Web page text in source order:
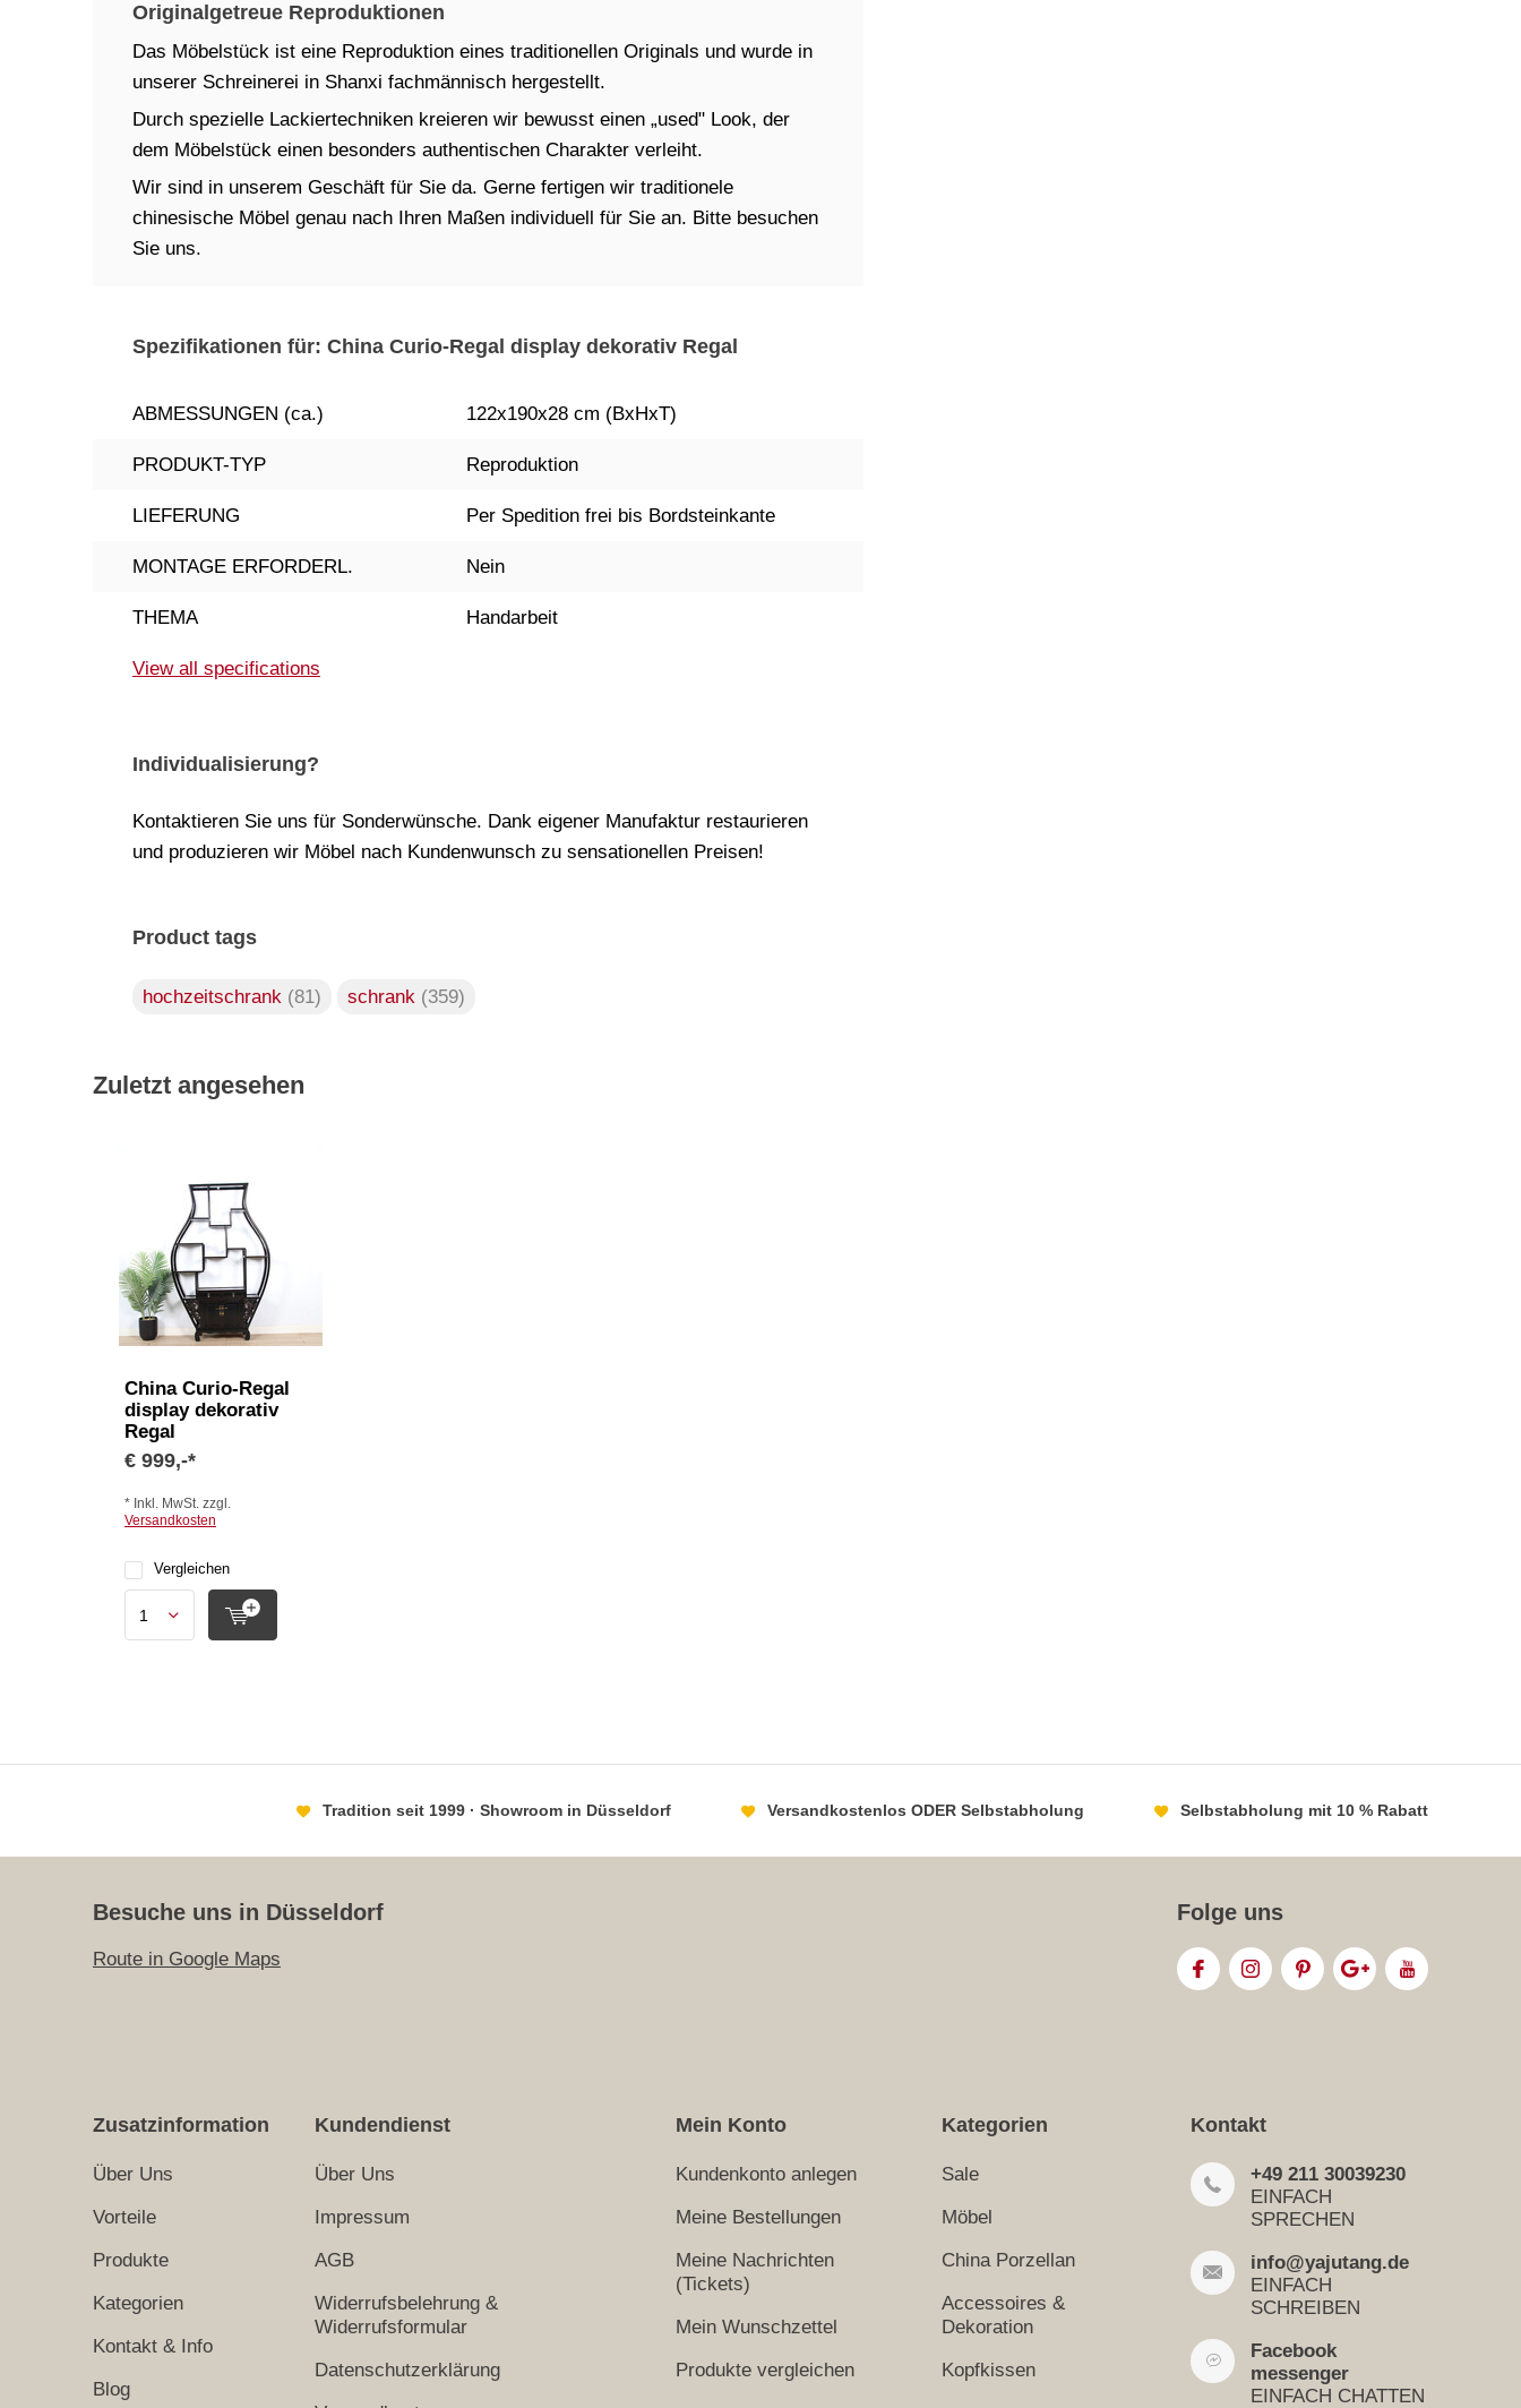
Originalgetreue Reproduktionen
Das Möbelstück ist eine Reproduktion eines traditionellen Originals und wurde in
unserer Schreinerei in Shanxi fachmännisch hergestellt.
Durch spezielle Lackiertechniken kreieren wir bewusst einen „used" Look, der
dem Möbelstück einen besonders authentischen Charakter verleiht.
Wir sind in unserem Geschäft für Sie da. Gerne fertigen wir traditionele
chinesische Möbel genau nach Ihren Maßen individuell für Sie an. Bitte besuchen
Sie uns.
Spezifikationen für: China Curio-Regal display dekorativ Regal
ABMESSUNGEN (ca.) 122x190x28 cm (BxHxT)
PRODUKT-TYP Reproduktion
LIEFERUNG Per Spedition frei bis Bordsteinkante
MONTAGE ERFORDERL. Nein
THEMA Handarbeit
View all specifications
Individualisierung?
Kontaktieren Sie uns für Sonderwünsche. Dank eigener Manufaktur restaurieren
und produzieren wir Möbel nach Kundenwunsch zu sensationellen Preisen!
Product tags
hochzeitschrank (81) schrank (359)
Zuletzt angesehen
China Curio-Regal
display dekorativ
Regal
€ 999,-*
* Inkl. MwSt. zzgl.
Versandkosten
Vergleichen
Tradition seit 1999 · Showroom in Düsseldorf Versandkostenlos ODER Selbstabholung Selbstabholung mit 10 % Rabatt
Besuche uns in Düsseldorf
Route in Google Maps
Folge uns
Zusatzinformation
Über Uns
Vorteile
Produkte
Kategorien
Kontakt & Info
Blog
Kundendienst
Über Uns
Impressum
AGB
Widerrufsbelehrung &
Widerrufsformular
Datenschutzerklärung
Mein Konto
Kundenkonto anlegen
Meine Bestellungen
Meine Nachrichten
(Tickets)
Mein Wunschzettel
Produkte vergleichen
Kategorien
Sale
Möbel
China Porzellan
Accessoires &
Dekoration
Kopfkissen
Kontakt
+49 211 30039230
EINFACH
SPRECHEN
info@yajutang.de
EINFACH
SCHREIBEN
Facebook
messenger
EINFACH CHATTEN